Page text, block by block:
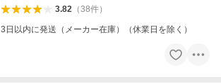
3.82（38件）
3日以内に発送（メーカー在庫）（休業日を除く）